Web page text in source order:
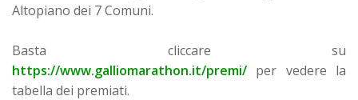
Altopiano dei 7 Comuni.
Basta cliccare su
https://www.galliomarathon.it/premi/ per vedere la
tabella dei premiati.